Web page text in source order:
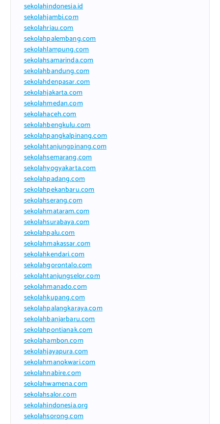
sekolahindonesia.id
sekolahjambi.com
sekolahriau.com
sekolahpalembang.com
sekolahlampung.com
sekolahsamarinda.com
sekolahbandung.com
sekolahdenpasar.com
sekolahjakarta.com
sekolahmedan.com
sekolahaceh.com
sekolahbengkulu.com
sekolahpangkalpinang.com
sekolahtanjungpinang.com
sekolahsemarang.com
sekolahyogyakarta.com
sekolahpadang.com
sekolahpekanbaru.com
sekolahserang.com
sekolahmataram.com
sekolahsurabaya.com
sekolahpalu.com
sekolahmakassar.com
sekolahkendari.com
sekolahgorontalo.com
sekolahtanjungselor.com
sekolahmanado.com
sekolahkupang.com
sekolahpalangkaraya.com
sekolahbanjarbaru.com
sekolahpontianak.com
sekolahambon.com
sekolahjayapura.com
sekolahmanokwari.com
sekolahnabire.com
sekolahwamena.com
sekolahsalor.com
sekolahindonesia.org
sekolahsorong.com